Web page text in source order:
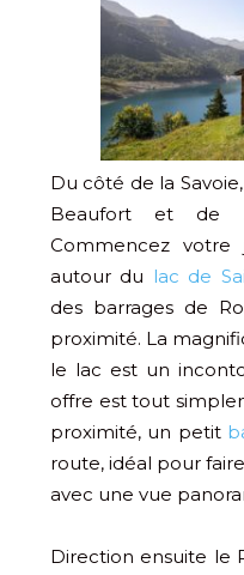
Du côté de la
Beaufort et de
Commencez
autour du lac de
des barrages de
proximité. La
le lac est un
offre est tout
proximité, un petit
route, idéal pour
avec une vue
Direction ensuite le